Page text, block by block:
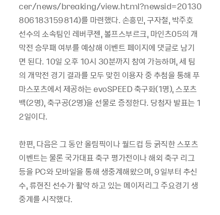
cer/news/breaking/view.html?newsid=20130
806183159814)를 마련했다. 손흥민, 구자철, 박주호
선수의 소속팀인 레버쿠젠, 볼프스부르크, 마인츠05의 개
막전 승무패 여부를 예상해 이벤트 페이지에 댓글로 남기
면 된다. 10일 오후 10시 30분까지 참여 가능하며, 세 팀
의 개막전 경기 결과를 모두 맞힌 이용자 중 추첨을 통해 푸
마스포츠에서 제공하는 evoSPEED 축구화(1명), 스포츠
백(2명), 축구공(2명)을 선물로 증정한다. 당첨자 발표는 1
2일이다.
한편, 다음은 그 동안 올림픽이나 월드컵 등 굵직한 스포츠
이벤트는 물론 국가대표 축구 평가전이나 해외 축구 리그
등을 PC와 모바일을 통해 생중계해왔으며, 9일부터 추신
수, 류현진 선수가 활약 하고 있는 메이저리그 주요경기 생
중계를 시작했다.